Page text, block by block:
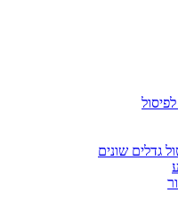
גדלים שונים